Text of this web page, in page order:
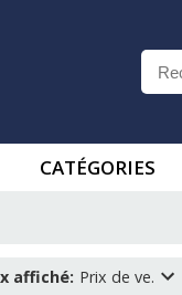
CATÉGORIES
affiché: Prix de ve.